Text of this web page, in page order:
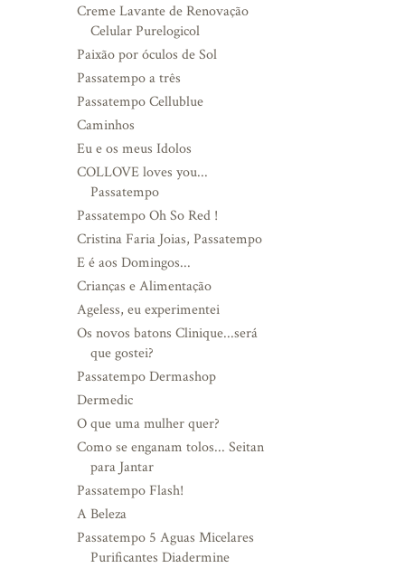
Creme Lavante de Renovação
Celular Purelogicol
Paixão por óculos de Sol
Passatempo a três
Passatempo Cellublue
Caminhos
Eu e os meus Idolos
COLLOVE loves you...
Passatempo
Passatempo Oh So Red !
Cristina Faria Joias, Passatempo
E é aos Domingos...
Crianças e Alimentação
Ageless, eu experimentei
Os novos batons Clinique...será
que gostei?
Passatempo Dermashop
Dermedic
O que uma mulher quer?
Como se enganam tolos... Seitan
para Jantar
Passatempo Flash!
A Beleza
Passatempo 5 Aguas Micelares
Purificantes Diadermine